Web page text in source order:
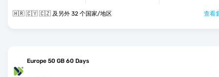
🇭🇷 🇨🇾 🇨🇿 及另外 32 个国家/地区 查看
Europe 50 GB 60 Days